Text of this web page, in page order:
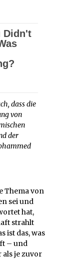
dass die
von
der
Thema von
sei und
hat,
strahlt
ist das, was
– und
als je zuvor